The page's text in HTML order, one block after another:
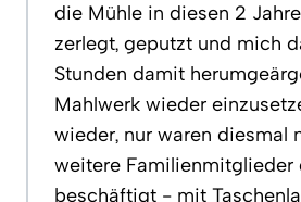
die Mühle in diesen 2
zerlegt, geputzt und mich
Stunden damit
Mahlwerk wieder
wieder, nur waren diesmal
weitere Familienmitglieder
beschäftigt - mit